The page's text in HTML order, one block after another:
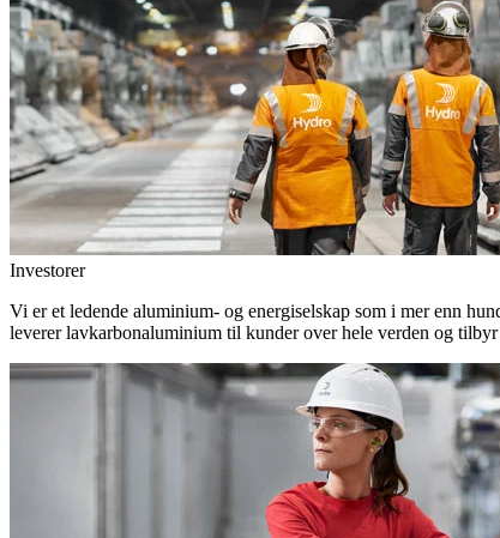
Investorer
Vi er et ledende aluminium- og energiselskap som i mer enn
leverer lavkarbonaluminium til kunder over hele verden og